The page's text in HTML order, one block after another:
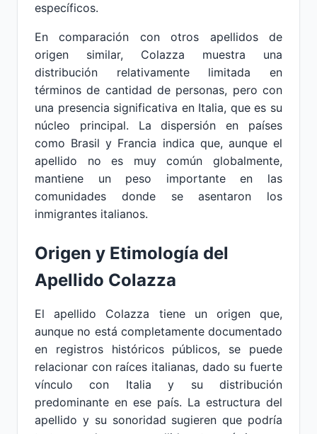
específicos.
En comparación con otros apellidos de
origen similar, Colazza muestra una
distribución relativamente limitada en
términos de cantidad de personas, pero con
una presencia significativa en Italia, que es su
núcleo principal. La dispersión en países
como Brasil y Francia indica que, aunque el
apellido no es muy común globalmente,
mantiene un peso importante en las
comunidades donde se asentaron los
inmigrantes italianos.
Origen y Etimología del
Apellido Colazza
El apellido Colazza tiene un origen que,
aunque no está completamente documentado
en registros históricos públicos, se puede
relacionar con raíces italianas, dado su fuerte
vínculo con Italia y su distribución
predominante en ese país. La estructura del
apellido y su sonoridad sugieren que podría